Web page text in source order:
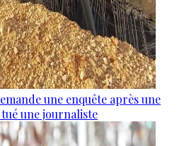
une enquête après une
une journaliste